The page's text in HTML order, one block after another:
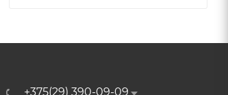
+375(29) 390-09-09